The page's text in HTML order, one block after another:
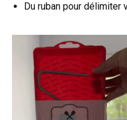
Du ruban pour délimiter